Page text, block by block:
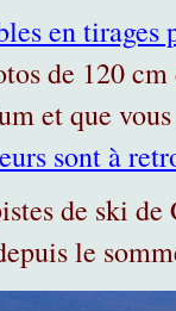
en tirages
de 120
et que
sont à
de ski
le